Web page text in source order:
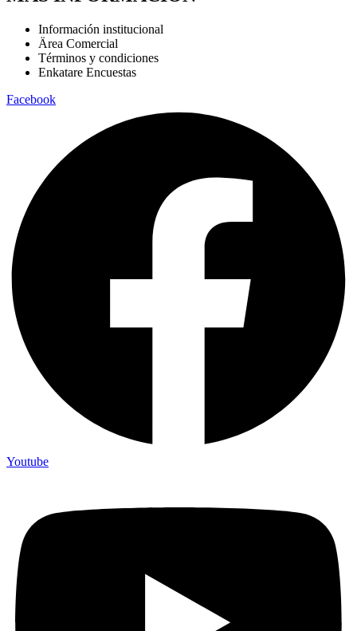
Información institucional
Ärea Comercial
Términos y condiciones
Enkatare Encuestas
Facebook
Youtube